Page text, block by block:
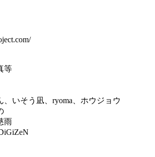
等
、いそう凪、ryoma、ホウジョウ
雨